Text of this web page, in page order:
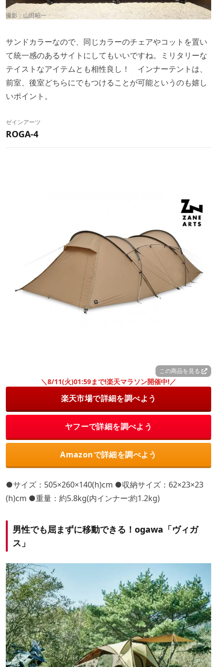
撮影：山田昭一
サンドカラーなので、同じカラーのチェアやコットを置い
て統一感のあるサイトにしてもいいですね。ミリタリーな
テイストなアイテムとも相性良し！ インナーテントは、
前室、後室どちらにでもつけることが可能というのも嬉し
いポイント。
ゼインアーツ
ROGA-4
この商品を見る
＼8/11(火)01:59まで!楽天マラソン開催中!／
楽天市場で詳細を調べよう
ヤフーで詳細を調べよう
Amazonで詳細を調べよう
●サイズ：505×260×140(h)cm ●収納サイズ：62×23×23
(h)cm ●重量：約5.8kg(内インナー:約1.2kg)
男性でも屈まずに移動できる！ogawa「ヴィガ
ス」